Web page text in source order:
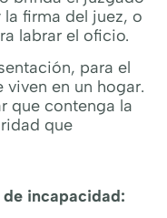
firma del juez, o
labrar el oficio.
para el
en un hogar.
que contenga la
que
incapacidad: